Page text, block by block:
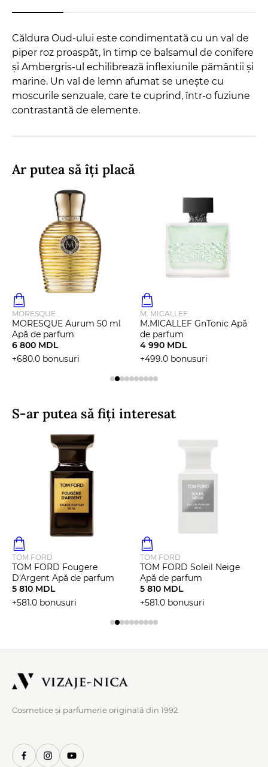
Căldura Oud-ului este condimentată cu un val de
piper roz proaspăt, în timp ce balsamul de conifere
și Ambergris-ul echilibrează inflexiunile pământii și
marine. Un val de lemn afumat se unește cu
moscurile senzuale, care te cuprind, într-o fuziune
contrastantă de elemente.
Ar putea să îți placă
MORESQUE
MORESQUE Aurum 50 ml
Apă de parfum
6 800 MDL
+680.0 bonusuri
M. MICALLEF
M.MICALLEF GnTonic Apă
de parfum
4 990 MDL
+499.0 bonusuri
S-ar putea să fiți interesat
TOM FORD
TOM FORD Fougere
D'Argent Apă de parfum
5 810 MDL
+581.0 bonusuri
TOM FORD
TOM FORD Soleil Neige
Apă de parfum
5 810 MDL
+581.0 bonusuri
Cosmetice și parfumerie originală din 1992.